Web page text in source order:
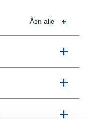
Åbn alle